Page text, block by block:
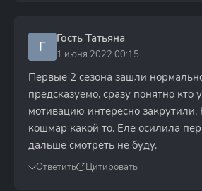
Г Гость Татьяна
1 июня 2022 00:15
Первые 2 сезона зашли
предсказуемо, сразу понятно кто
мотивацию интересно закрутили.
кошмар какой то. Еле осилила
дальше смотреть не буду.
Ответить Цитировать